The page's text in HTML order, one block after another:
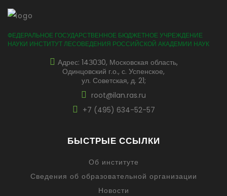
ФЕДЕРАЛЬНОЕ ГОСУДАРСТВЕННОЕ БЮДЖЕТНОЕ УЧРЕЖДЕНИЕ
НАУКИ ИНСТИТУТ ЛЕСОВЕДЕНИЯ РОССИЙСКОЙ АКАДЕМИИ НАУК
Адрес: 14З0З0, Московская область,
Одинцовский г.о., с. Успенское,
ул. Советская, д. 21;
root@ilan.ras.ru
+7 (495) 634-52-57
БЫСТРЫЕ ССЫЛКИ
Об институте
Сведения об образовательной организации
Новости